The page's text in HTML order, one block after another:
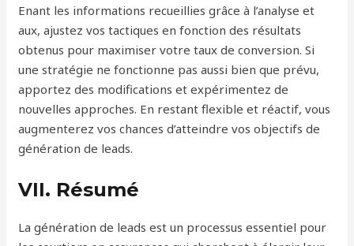
Enant les informations recueillies grâce à l’analyse et
aux, ajustez vos tactiques en fonction des résultats
obtenus pour maximiser votre taux de conversion. Si
une stratégie ne fonctionne pas aussi bien que prévu,
apportez des modifications et expérimentez de
nouvelles approches. En restant flexible et réactif, vous
augmenterez vos chances d’atteindre vos objectifs de
génération de leads.
VII. Résumé
La génération de leads est un processus essentiel pour